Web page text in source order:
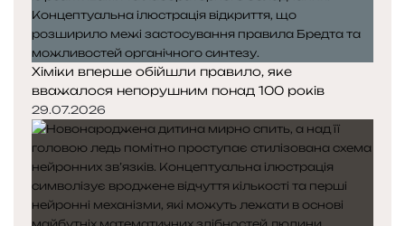
Хіміки вперше обійшли правило, яке
вважалося непорушним понад 100 років
29.07.2026